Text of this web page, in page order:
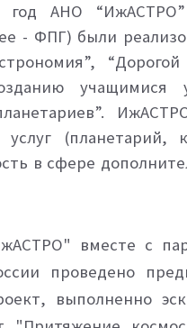
АНО
- ФПГ) были
учащимися
услуг (планетарий,
в сфере
вместе с
проведено
выполненно